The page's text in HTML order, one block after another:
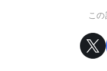
こ